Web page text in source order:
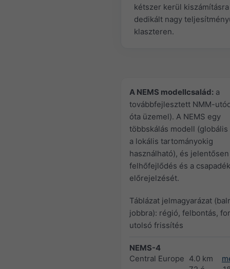
kétszer kerül
dedikált nagy
klaszteren.
A NEMS modellcsalád: a
továbbfejlesztett NMM-
óta üzemel). A NEMS egy
többskálás modell
a lokális tartományokig
használható), és
felhőfejlődés és a csapadék
előrejelzését.
Táblázat jelmagyarázat
jobbra): régió, felbontás,
utolsó frissítés
NEMS-4
Central Europe 4.0 km